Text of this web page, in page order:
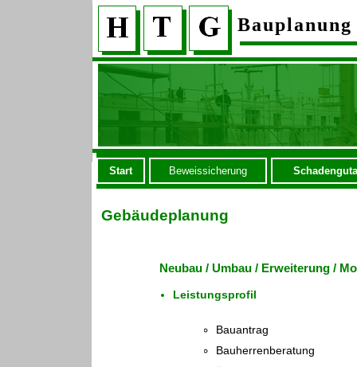
Gebäudeplanung
Neubau / Umbau / Erweiterung /
Leistungsprofil
Bauantrag
Bauherrenberatung
Start Beweissicherung